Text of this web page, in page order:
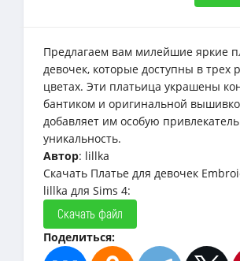
Предлагаем вам милейшие яркие
девочек, которые доступны в трех
цветах. Эти платьица украшены
бантиком и оригинальной
добавляет им особую
уникальность.
Автор: lillka
Скачать Платье для девочек
lillka для Sims 4:
Скачать файл
Поделиться: